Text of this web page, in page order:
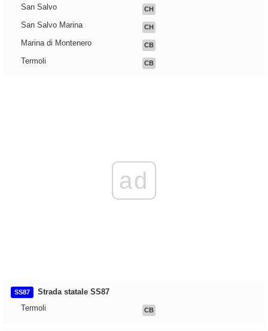
San Salvo CH
San Salvo Marina CH
Marina di Montenero CB
Termoli CB
ad
SS87
Strada statale SS87
Termoli
CB